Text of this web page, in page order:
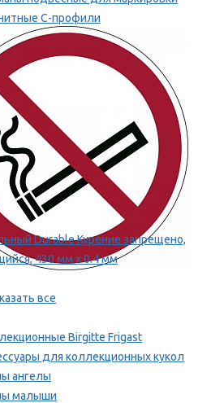
С-профили
маркировка
Durable Курение запрещено,
430 мм х 0.4 мм
все
Birgitte Frigast
для коллекционных кукол
ангелы
малыши